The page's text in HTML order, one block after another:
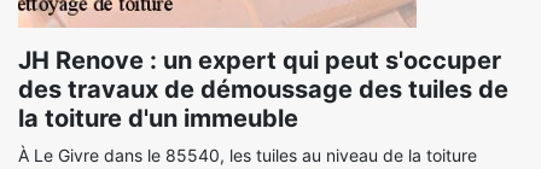
JH Renove : un expert qui peut s'occuper
des travaux de démoussage des tuiles de
la toiture d'un immeuble
À Le Givre dans le 85540, les tuiles au niveau de la toiture